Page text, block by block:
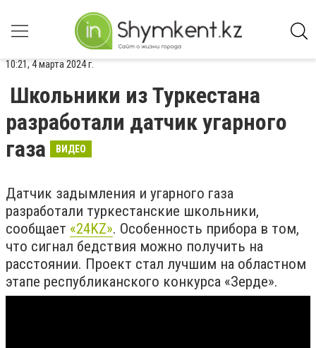
10:21, 4 марта 2024 г.
Школьники из Туркестана
разработали датчик угарного
газа
ВИДЕО
Датчик задымления и угарного газа
разработали туркестанские школьники,
сообщает «24KZ». Особенность прибора в том,
что сигнал бедствия можно получить на
расстоянии. Проект стал лучшим на областном
этапе республиканского конкурса «Зерде».